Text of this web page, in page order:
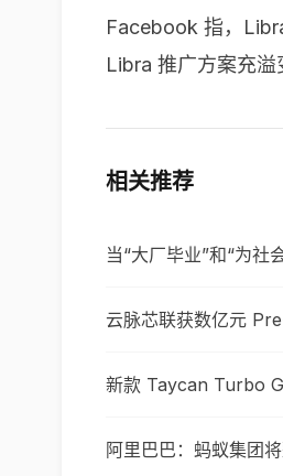
Facebook 指，
Libra 推广方案充溢
相关推荐
当“大厂毕业”和“为
云脉芯联获数亿元
新款 Taycan Turbo
阿里巴巴：蚂蚁集团